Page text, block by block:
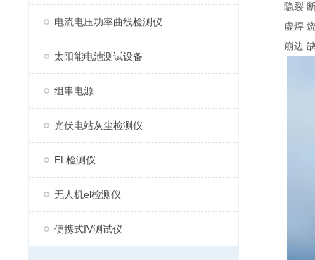
电流电压功率曲线检测仪
太阳能电池测试设备
组串电源
光伏电站灰尘检测仪
EL检测仪
无人机el检测仪
便携式IV测试仪
隐裂 断
虚焊 烧
崩边 缺